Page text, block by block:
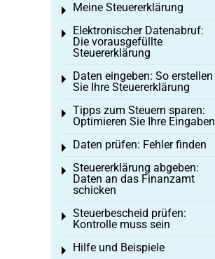
Meine Steuererklärung
Toggle menu
Elektronischer Datenabruf:
Die vorausgefüllte
Steuererklärung
Toggle menu
Daten eingeben: So erstellen
Sie Ihre Steuererklärung
Toggle menu
Tipps zum Steuern sparen:
Optimieren Sie Ihre Eingaben
Toggle menu
Daten prüfen: Fehler finden
Toggle menu
Steuererklärung abgeben:
Daten an das Finanzamt
schicken
Toggle menu
Steuerbescheid prüfen:
Kontrolle muss sein
Toggle menu
Hilfe und Beispiele
Toggle menu